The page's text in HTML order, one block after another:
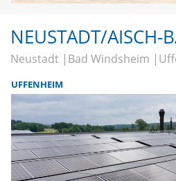
NEUSTADT/AISCH-
Neustadt Bad Windsheim
UFFENHEIM